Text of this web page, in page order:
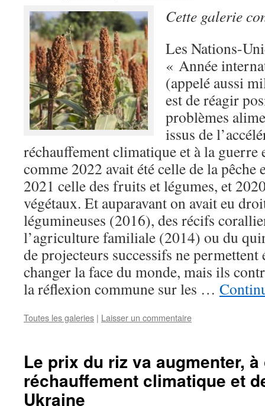
Cette galerie
Les Nations-
« Année
(appelé aussi
est de réagir
problèmes
issus de
réchauffement climatique et à la guerre
comme 2022 avait été celle de la pêche
2021 celle des fruits et légumes, et
végétaux. Et auparavant on avait eu
légumineuses (2016), des récifs
l’agriculture familiale (2014) ou du
de projecteurs successifs ne permettent
changer la face du monde, mais ils
la réflexion commune sur les …
Toutes les galeries | Laisser un commentaire
Le prix du riz va augmenter,
réchauffement climatique et
Ukraine